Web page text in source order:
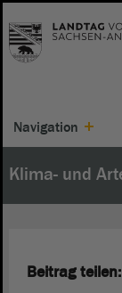
Navigation
Klima- und
Beitrag teilen: